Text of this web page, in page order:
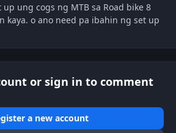
ung cogs ng MTB sa Road bike 8
kaya. o ano need pa ibahin ng set up
or sign in to comment
a new account